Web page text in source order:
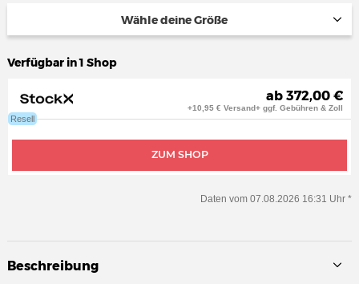
Wähle deine Größe
Verfügbar in 1 Shop
Resell
ab 372,00 €
+10,95 € Versand+ ggf. Gebühren & Zoll
ZUM SHOP
Daten vom 07.08.2026 16:31 Uhr *
Beschreibung